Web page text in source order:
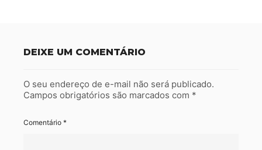
DEIXE UM COMENTÁRIO
O seu endereço de e-mail não será publicado.
Campos obrigatórios são marcados com *
Comentário *